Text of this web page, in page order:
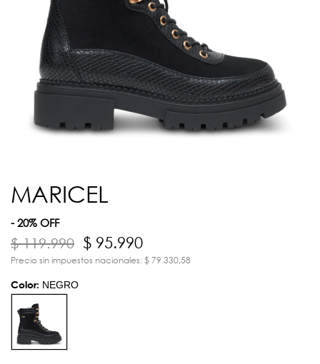
MARICEL
- 20% OFF
$ 119.990 $ 95.990
Precio sin impuestos nacionales: $ 79.330,58
Color: NEGRO